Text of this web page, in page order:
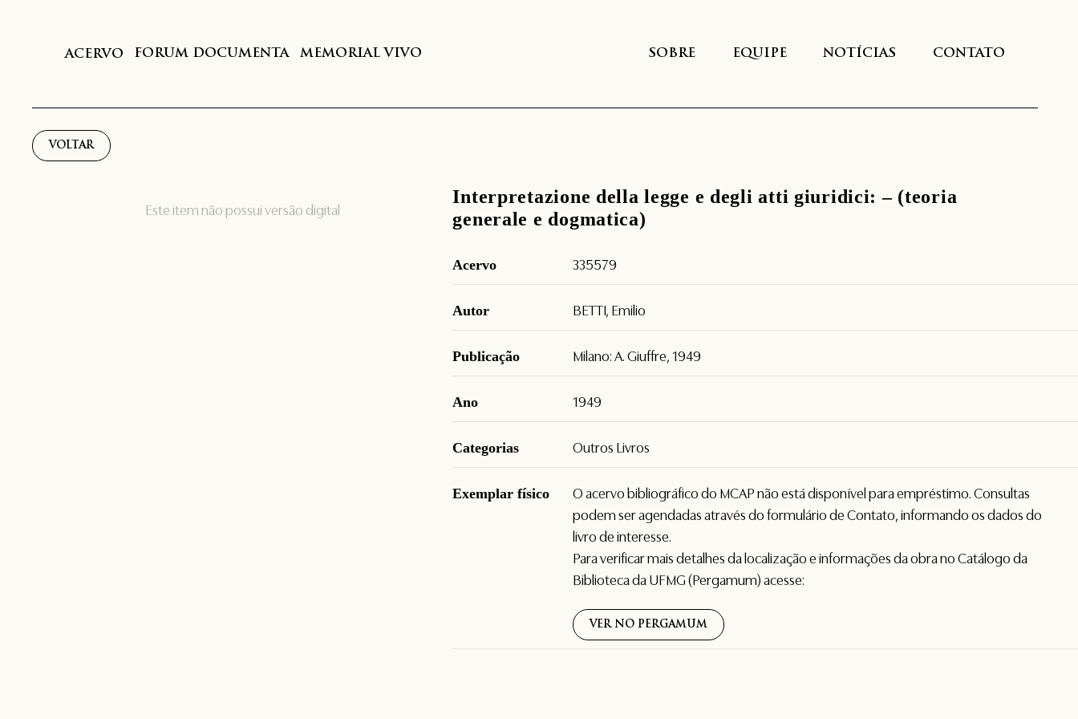
ACERVO FORUM DOCUMENTA MEMORIAL VIVO SOBRE EQUIPE NOTÍCIAS CONTATO
VOLTAR
Este item não possui versão digital
Interpretazione della legge e degli atti giuridici: – (teoria
generale e dogmatica)
Acervo 335579
Autor BETTI, Emilio
Publicação Milano: A. Giuffre, 1949
Ano 1949
Categorias Outros Livros
Exemplar físico
O acervo bibliográfico do MCAP não está disponível para empréstimo. Consultas
podem ser agendadas através do formulário deContato, informando os dados do
livro de interesse.
Para verificar mais detalhes da localização e informações da obra no Catálogo da
Biblioteca da UFMG (Pergamum) acesse:
VER NO PERGAMUM